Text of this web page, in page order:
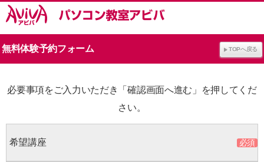
TOPへ戻る
無料体験予約フォーム
必要事項をご入力いただき「確認画面へ進む」を押してくだ
さい。
希望講座